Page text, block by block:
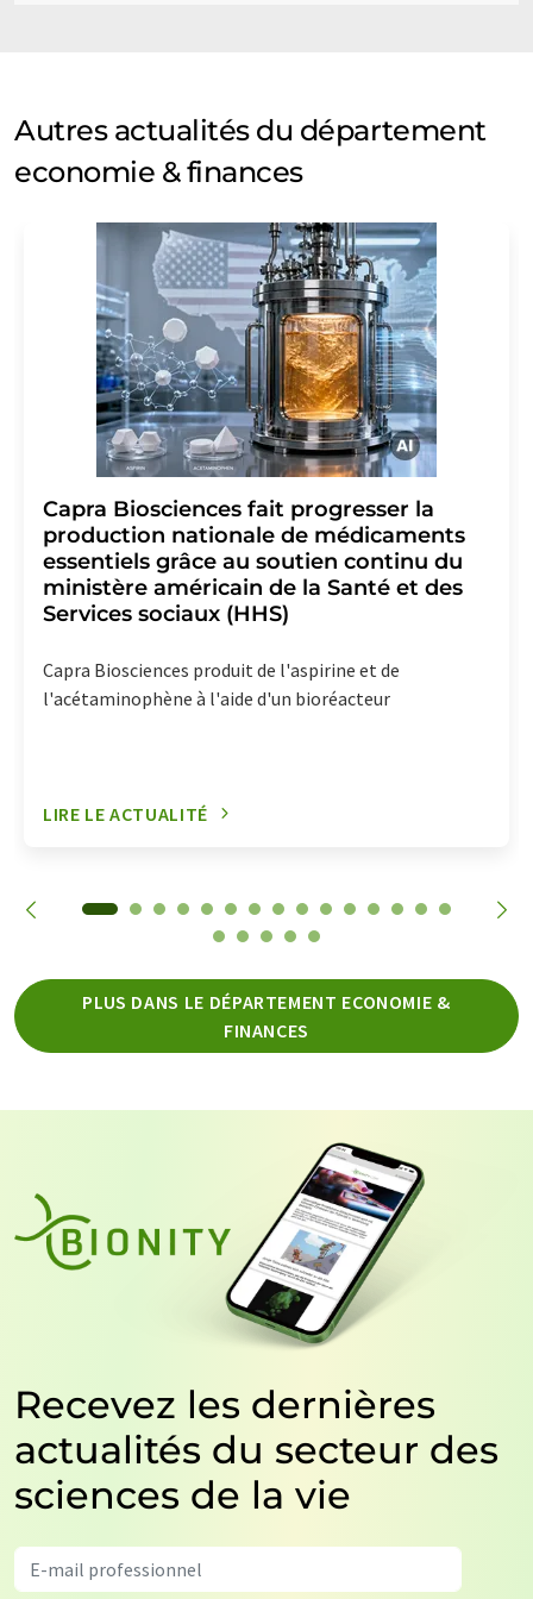
Autres actualités du département
economie & finances
Capra Biosciences fait progresser la
production nationale de médicaments
essentiels grâce au soutien continu du
ministère américain de la Santé et des
Services sociaux (HHS)
Capra Biosciences produit de l'aspirine et de
l'acétaminophène à l'aide d'un bioréacteur
LIRE LE ACTUALITÉ
PLUS DANS LE DÉPARTEMENT ECONOMIE &
FINANCES
Recevez les dernières
actualités du secteur des
sciences de la vie